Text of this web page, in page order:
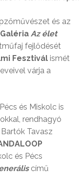
és az
Az élet
fejlődését
Fesztivál ismét
várja a
és Miskolc is
rendhagyó
Tavasz
és Pécs
című